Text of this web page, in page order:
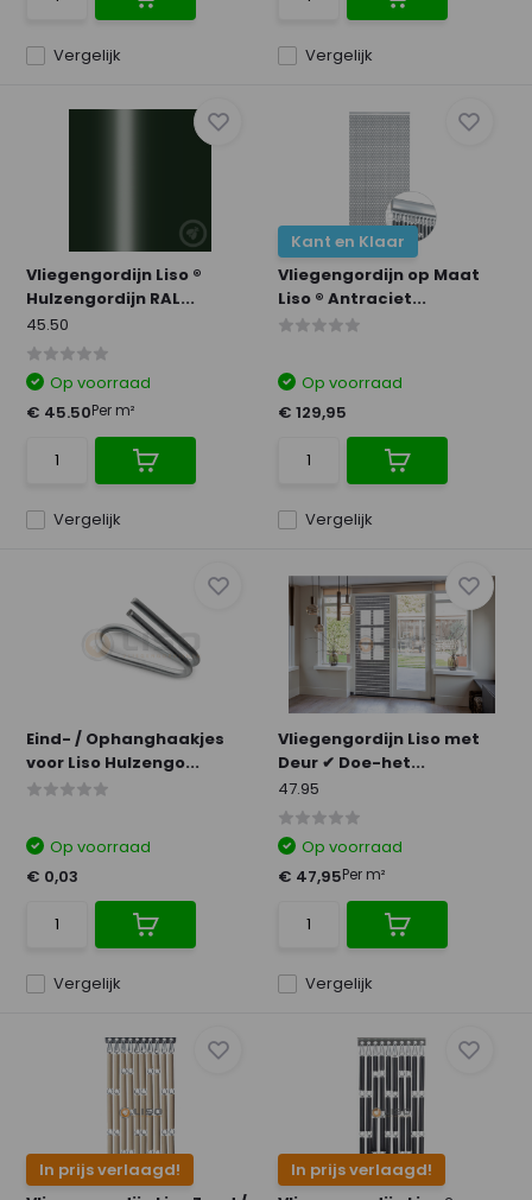
Vergelijk Vergelijk
Vliegengordijn Liso ®
Hulzengordijn RAL...
45.50
Vergelijk
Op voorraad
€ 45.50Per m²
Kant en Klaar
Vliegengordijn op Maat
Liso ® Antraciet...
Vergelijk
Op voorraad
€ 129,95
Eind- / Ophanghaakjes
voor Liso Hulzengo...
Vergelijk
Op voorraad
€ 0,03
Vliegengordijn Liso met
Deur ✔ Doe-het...
47.95
Vergelijk
Op voorraad
€ 47,95Per m²
In prijs verlaagd!
In prijs verlaagd!